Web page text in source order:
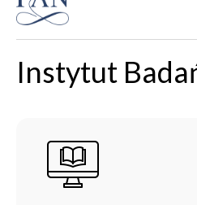
Instytut